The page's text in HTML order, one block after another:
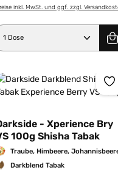
benutze
gewünschten
inkl. MwSt. und ggf. zzgl.
Anzahl:
- Xperience Bry
100g Shisha Tabak
Traube, Himbeere,
Darkblend Tabak